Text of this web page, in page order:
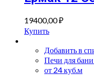
19400,00₽
Купить
Добавить в
Печи для
от 24 куб.м